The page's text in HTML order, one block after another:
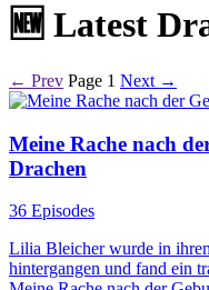
🆕 Latest
← Prev Page 1 Next →
Meine Rache nach
Drachen
36 Episodes
Lilia Bleicher wurde in
hintergangen und fand ein